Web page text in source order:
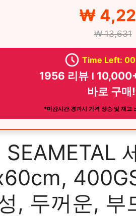
₩
₩ 13,631
Time Left:
1956 리뷰 ౹
바로 구매
*마감시간 경과시 가격 상승 및 재고
SEAMETAL
, 두꺼운, 부